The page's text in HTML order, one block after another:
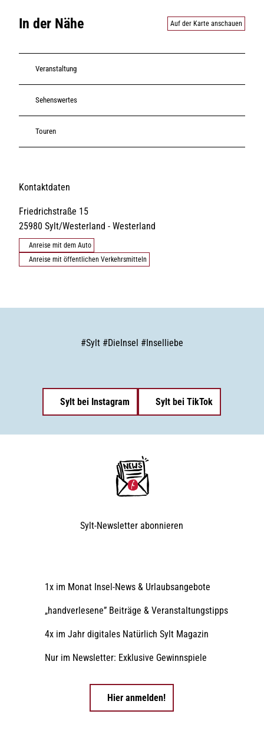
In der Nähe Auf der Karte anschauen
Veranstaltung
Sehenswertes
Touren
Kontaktdaten
Friedrichstraße 15
25980 Sylt/Westerland - Westerland
Anreise mit dem Auto
Anreise mit öffentlichen Verkehrsmitteln
#Sylt #DieInsel #Inselliebe
Sylt bei Instagram Sylt bei TikTok
Sylt-Newsletter abonnieren
1x im Monat Insel-News & Urlaubsangebote
„handverlesene” Beiträge & Veranstaltungstipps
4x im Jahr digitales Natürlich Sylt Magazin
Nur im Newsletter: Exklusive Gewinnspiele
Hier anmelden!